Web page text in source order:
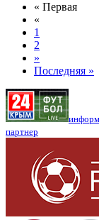
« Первая
«
1
2
»
Последняя »
партнер